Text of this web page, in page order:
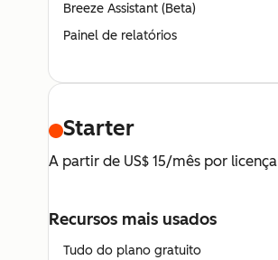
Breeze Assistant (Beta)
Painel de relatórios
Starter
A partir de US$ 15/mês por licença
Recursos mais usados
Tudo do plano gratuito